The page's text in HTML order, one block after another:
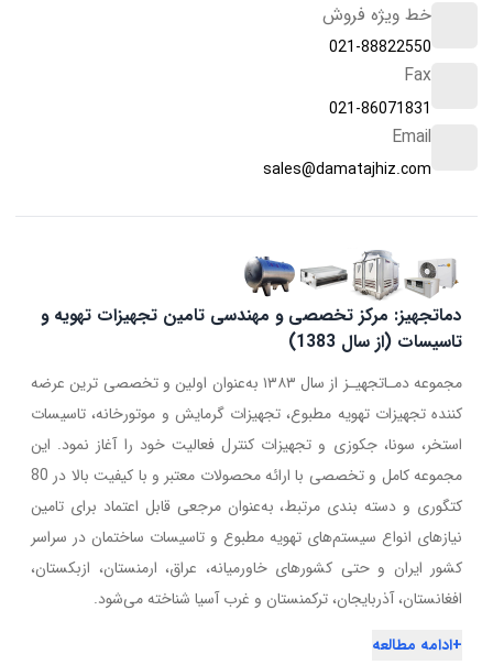
خط ویژه فروش
021-88822550
Fax
021-86071831
Email
sales@damatajhiz.com
دماتجهیز: مرکز تخصصی و مهندسی تامین تجهیزات تهویه و
تاسیسات (از سال 1383)
مجموعه دمـاتجهیـز از سال ۱۳۸۳ به‌عنوان اولین و تخصصی ترین عرضه
کننده تجهیزات تهویه مطبوع، تجهیزات گرمایش و موتورخانه، تاسیسات
استخر، سونا، جکوزی و تجهیزات کنترل فعالیت خود را آغاز نمود. این
مجموعه کامل و تخصصی با ارائه محصولات معتبر و با کیفیت بالا در 80
کتگوری و دسته بندی مرتبط، به‌عنوان مرجعی قابل اعتماد برای تامین
نیازهای انواع سیستم‌های تهویه مطبوع و تاسیسات ساختمان در سراسر
کشور ایران و حتی کشورهای خاورمیانه، عراق، ارمنستان، ازبکستان،
افغانستان، آذربایجان، ترکمنستان و غرب آسیا شناخته می‌شود.
+ادامه مطالعه